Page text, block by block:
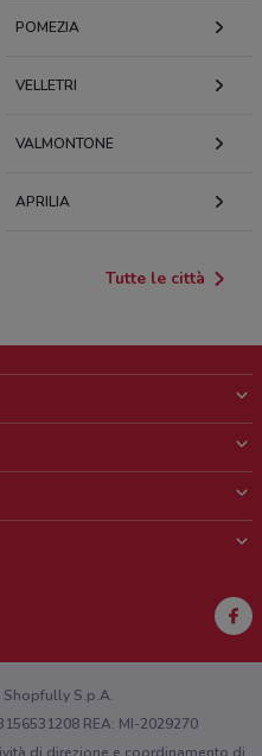
POMEZIA
VELLETRI
VALMONTONE
APRILIA
Tutte le città
S.p.A.
REA: MI-2029270